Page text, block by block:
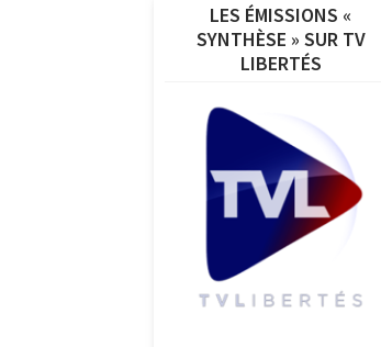
LES ÉMISSIONS «
SYNTHÈSE » SUR TV
LIBERTÉS